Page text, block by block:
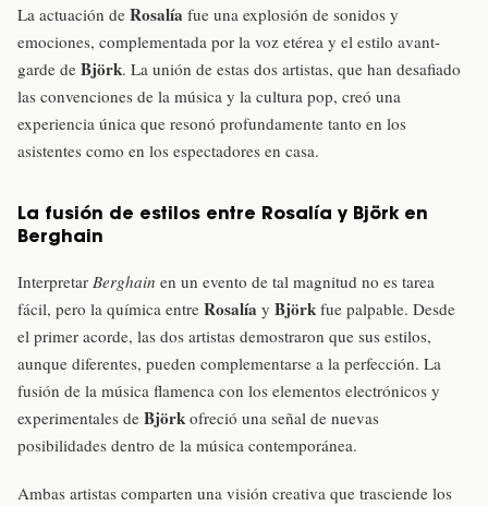
La actuación de Rosalía fue una explosión de sonidos y
emociones, complementada por la voz etérea y el estilo avant-
garde de Björk. La unión de estas dos artistas, que han desafiado
las convenciones de la música y la cultura pop, creó una
experiencia única que resonó profundamente tanto en los
asistentes como en los espectadores en casa.
La fusión de estilos entre Rosalía y Björk en
Berghain
Interpretar Berghain en un evento de tal magnitud no es tarea
fácil, pero la química entre Rosalía y Björk fue palpable. Desde
el primer acorde, las dos artistas demostraron que sus estilos,
aunque diferentes, pueden complementarse a la perfección. La
fusión de la música flamenca con los elementos electrónicos y
experimentales de Björk ofreció una señal de nuevas
posibilidades dentro de la música contemporánea.
Ambas artistas comparten una visión creativa que trasciende los